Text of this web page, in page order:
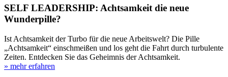
SELF LEADERSHIP: Achtsamkeit die neue
Wunderpille?
Ist Achtsamkeit der Turbo für die neue Arbeitswelt? Die Pille
„Achtsamkeit“ einschmeißen und los geht die Fahrt durch turbulente
Zeiten. Entdecken Sie das Geheimnis der Achtsamkeit.
» mehr erfahren